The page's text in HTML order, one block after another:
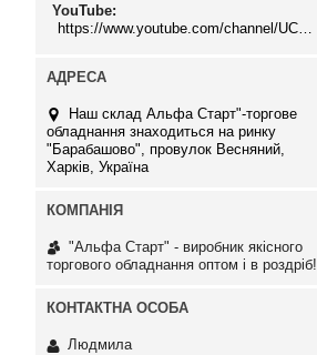
YouTube
Наш склад Альфа Старт"-торгове
обладнання знаходиться на ринку
"Барабашово", провулок Весняний,
Харків, Україна
"Альфа Старт" - виробник якісного
торгового обладнання оптом і в роздріб!
Людмила